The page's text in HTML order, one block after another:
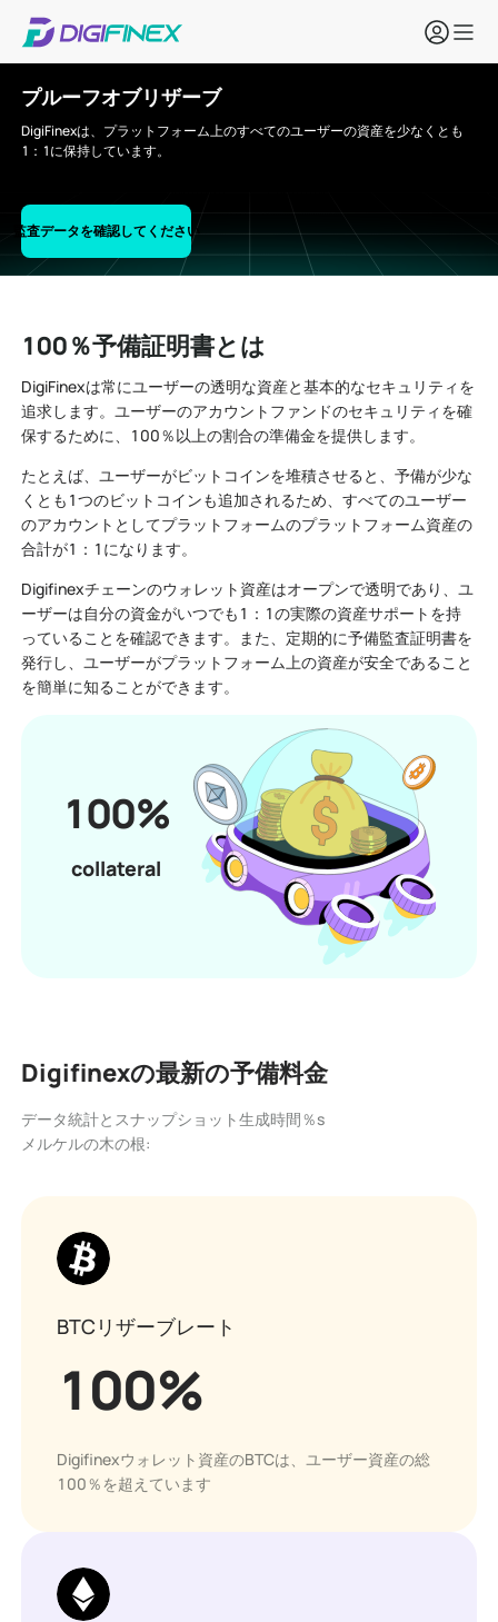
プルーフオブリザーブ
DigiFinexは、プラットフォーム上のすべてのユーザーの資産を少なくとも
1：1に保持しています。
監査データを確認してください
100％予備証明書とは
DigiFinexは常にユーザーの透明な資産と基本的なセキュリティを
追求します。ユーザーのアカウントファンドのセキュリティを確
保するために、100％以上の割合の準備金を提供します。
たとえば、ユーザーがビットコインを堆積させると、予備が少な
くとも1つのビットコインも追加されるため、すべてのユーザー
のアカウントとしてプラットフォームのプラットフォーム資産の
合計が1：1になります。
Digifinexチェーンのウォレット資産はオープンで透明であり、ユ
ーザーは自分の資金がいつでも1：1の実際の資産サポートを持
っていることを確認できます。また、定期的に予備監査証明書を
発行し、ユーザーがプラットフォーム上の資産が安全であること
を簡単に知ることができます。
100%
collateral
Digifinexの最新の予備料金
データ統計とスナップショット生成時間％s
メルケルの木の根:
BTCリザーブレート
100%
Digifinexウォレット資産のBTCは、ユーザー資産の総
100％を超えています